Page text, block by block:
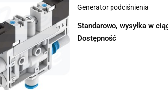
podciśnienia
Generator podciśnienia
Standarowo, wysyłka w
Dostępność